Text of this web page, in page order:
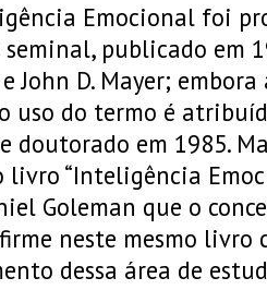
Emocional foi
publicado em
John D. Mayer;
uso do termo é
doutorado em 1985.
livro “Inteligência
Goleman que o
neste mesmo livro
dessa área de